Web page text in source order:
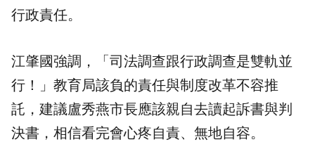
行政責任。
江肇國強調，「司法調查跟行政調查是雙軌並
行！」教育局該負的責任與制度改革不容推
託，建議盧秀燕市長應該親自去讀起訴書與判
決書，相信看完會心疼自責、無地自容。